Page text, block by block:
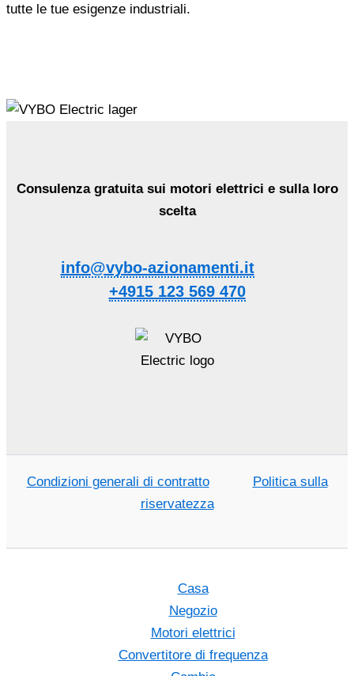
tutte le tue esigenze industriali.
Consulenza gratuita sui motori elettrici e sulla loro
scelta
info@vybo-azionamenti.it
+4915 123 569 470
Condizioni generali di contratto
Politica sulla
riservatezza
Casa
Negozio
Motori elettrici
Convertitore di frequenza